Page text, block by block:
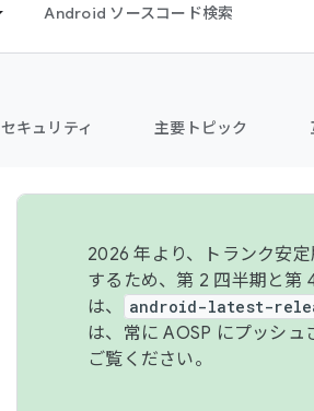
Android ソースコード検索
セキュリティ 主要トピック
2026 年より、トランク安
するため、第 2 四半期と第
は、
android-latest-
は、常に AOSP にプッシュ
ご覧ください。